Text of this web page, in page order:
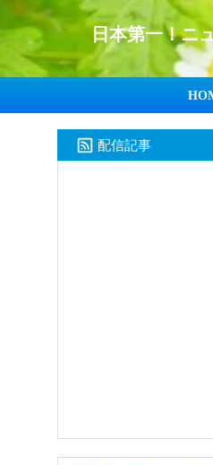
日本第一！ニ
配信記事